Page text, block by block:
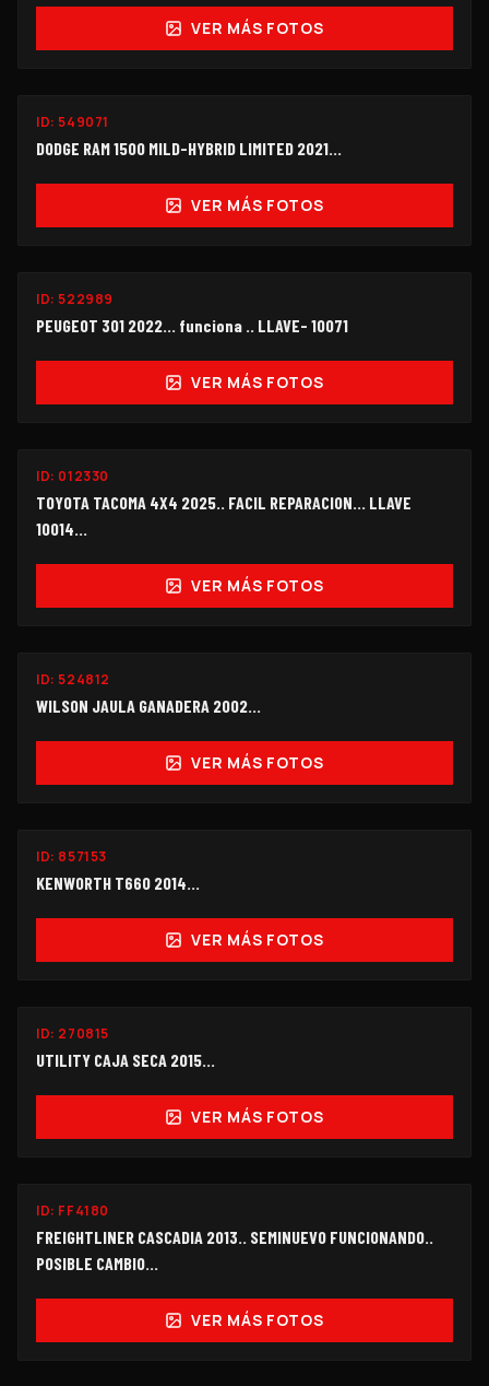
VER MÁS FOTOS
ID: 549071
DODGE RAM 1500 MILD-HYBRID LIMITED 2021...
VER MÁS FOTOS
ID: 522989
PEUGEOT 301 2022... funciona .. LLAVE- 10071
VER MÁS FOTOS
ID: 012330
TOYOTA TACOMA 4X4 2025.. FACIL REPARACION... LLAVE
10014...
VER MÁS FOTOS
ID: 524812
WILSON JAULA GANADERA 2002...
VER MÁS FOTOS
ID: 857153
KENWORTH T660 2014…
VER MÁS FOTOS
ID: 270815
UTILITY CAJA SECA 2015...
VER MÁS FOTOS
ID: FF4180
FREIGHTLINER CASCADIA 2013.. SEMINUEVO FUNCIONANDO..
POSIBLE CAMBIO...
VER MÁS FOTOS